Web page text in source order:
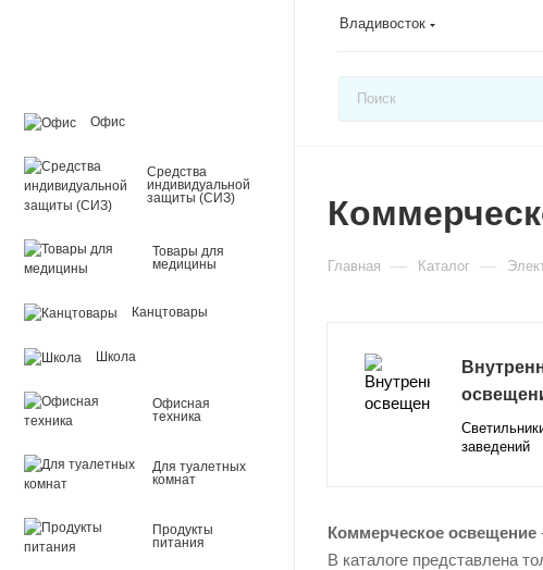
Владивосток
Офис
Средства
индивидуальной
защиты (СИЗ)
Товары для
медицины
Канцтовары
Школа
Офисная
техника
Для туалетных
комнат
Продукты
питания
Главная — Каталог —
заведений
Коммерческое освещение
В каталоге представлена